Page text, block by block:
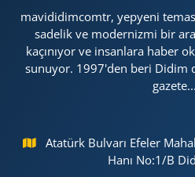
mavididimcomtr, yepyeni
sadelik ve modernizmi bir
kaçınıyor ve insanlara haber
sunuyor. 1997'den beri Didim
Atatürk Bulvarı Efeler
Hanı No:1/B